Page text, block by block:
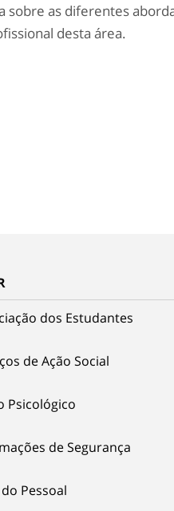
as diferentes
desta área.
dos Estudantes
de Ação Social
Psicológico
de Segurança
do Pessoal